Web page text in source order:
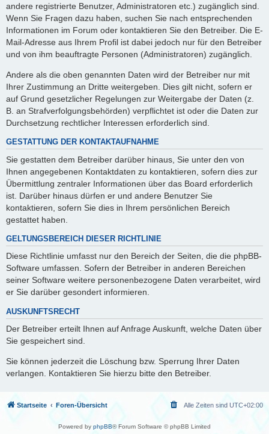
andere registrierte Benutzer, Administratoren etc.) zugänglich sind.
Wenn Sie Fragen dazu haben, suchen Sie nach entsprechenden
Informationen im Forum oder kontaktieren Sie den Betreiber. Die E-
Mail-Adresse aus Ihrem Profil ist dabei jedoch nur für den Betreiber
und von ihm beauftragte Personen (Administratoren) zugänglich.
Andere als die oben genannten Daten wird der Betreiber nur mit
Ihrer Zustimmung an Dritte weitergeben. Dies gilt nicht, sofern er
auf Grund gesetzlicher Regelungen zur Weitergabe der Daten (z.
B. an Strafverfolgungsbehörden) verpflichtet ist oder die Daten zur
Durchsetzung rechtlicher Interessen erforderlich sind.
GESTATTUNG DER KONTAKTAUFNAHME
Sie gestatten dem Betreiber darüber hinaus, Sie unter den von
Ihnen angegebenen Kontaktdaten zu kontaktieren, sofern dies zur
Übermittlung zentraler Informationen über das Board erforderlich
ist. Darüber hinaus dürfen er und andere Benutzer Sie
kontaktieren, sofern Sie dies in Ihrem persönlichen Bereich
gestattet haben.
GELTUNGSBEREICH DIESER RICHTLINIE
Diese Richtlinie umfasst nur den Bereich der Seiten, die die phpBB-
Software umfassen. Sofern der Betreiber in anderen Bereichen
seiner Software weitere personenbezogene Daten verarbeitet, wird
er Sie darüber gesondert informieren.
AUSKUNFTSRECHT
Der Betreiber erteilt Ihnen auf Anfrage Auskunft, welche Daten über
Sie gespeichert sind.
Sie können jederzeit die Löschung bzw. Sperrung Ihrer Daten
verlangen. Kontaktieren Sie hierzu bitte den Betreiber.
Startseite Foren-Übersicht Alle Zeiten sind UTC+02:00
Powered by phpBB® Forum Software © phpBB Limited